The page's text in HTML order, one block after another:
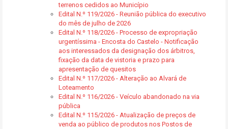
terrenos cedidos ao Município
Edital N.º 119/2026 - Reunião pública do executivo
do mês de julho de 2026
Edital N.º 118/2026 - Processo de expropriação
urgentíssima - Encosta do Castelo - Notificação
aos interessados da designação dos árbitros,
fixação da data de vistoria e prazo para
apresentação de quesitos
Edital N.º 117/2026 - Alteração ao Alvará de
Loteamento
Edital N.º 116/2026 - Veículo abandonado na via
pública
Edital N.º 115/2026 - Atualização de preços de
venda ao público de produtos nos Postos de